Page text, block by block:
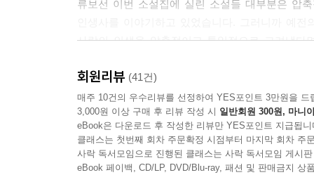
류보선 이번 소설집에 실린 소설들 대부분은 압
사람의 인생을 압축적이고 통일적으로 그려냈
단편소설들이 (…) 인생을 결정짓는 지속적인
『눈송이』의 소설들은 이례적으로 유한한 인
보여주고 있었기 때문입니다.
은희경 사실 시간에 대한 생각이 굉장히 많아요.
통해 있는 것 같아요. 시간의 흐름, 소멸, 그리고 존
회원리뷰 (41건)
매주 10건의 우수리뷰를 선정하여 YES포인트 3만원을 드
3,000원 이상 구매 후 리뷰 작성 시 일반회원 300원, 마니
eBook은 다운로드 후 작성한 리뷰만 YES포인트 지급됩니
클래스는 첫번째 회차 주문확정 시점부터 마지막 회차 주
사락 독서모임으로 진행된 클래스는 사락 독서모임 게시
eBook 페이백, CD/LP, DVD/Blu-ray, 패션 및 판매금지 상